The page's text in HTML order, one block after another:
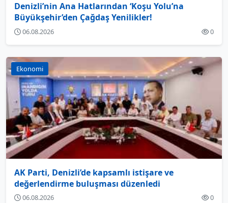
Denizli’nin Ana Hatlarından ‘Koşu Yolu’na
Büyükşehir’den Çağdaş Yenilikler!
06.08.2026 0
Ekonomi
AK Parti, Denizli’de kapsamlı istişare ve
değerlendirme buluşması düzenledi
06.08.2026 0